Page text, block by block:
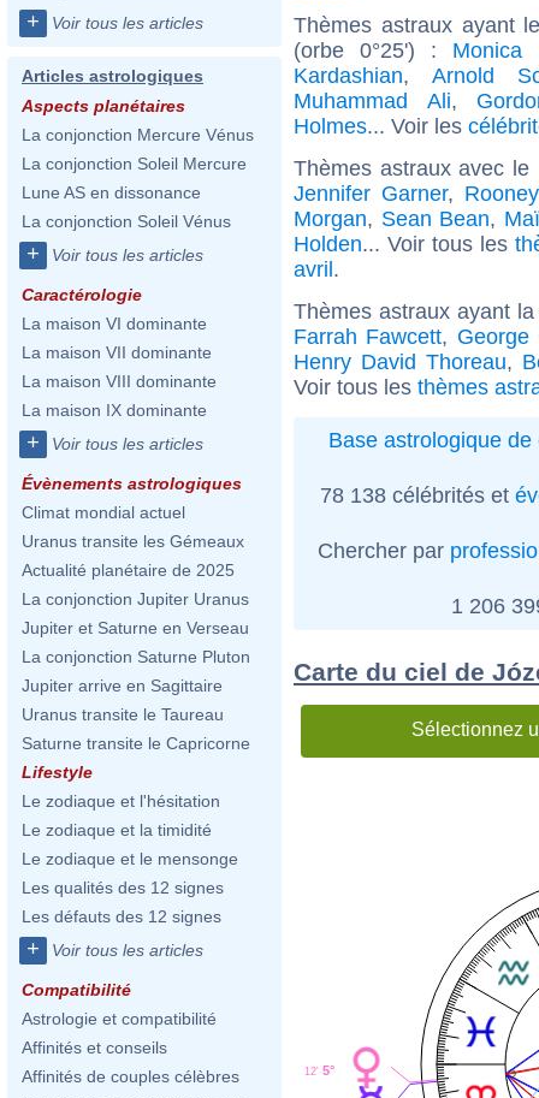
+ Voir tous les articles
Articles astrologiques
Aspects planétaires
La conjonction Mercure Vénus
La conjonction Soleil Mercure
Lune AS en dissonance
La conjonction Soleil Vénus
+ Voir tous les articles
Caractérologie
La maison VI dominante
La maison VII dominante
La maison VIII dominante
La maison IX dominante
+ Voir tous les articles
Évènements astrologiques
Climat mondial actuel
Uranus transite les Gémeaux
Actualité planétaire de 2025
La conjonction Jupiter Uranus
Jupiter et Saturne en Verseau
La conjonction Saturne Pluton
Jupiter arrive en Sagittaire
Uranus transite le Taureau
Saturne transite le Capricorne
Lifestyle
Le zodiaque et l'hésitation
Le zodiaque et la timidité
Le zodiaque et le mensonge
Les qualités des 12 signes
Les défauts des 12 signes
+ Voir tous les articles
Compatibilité
Astrologie et compatibilité
Affinités et conseils
Affinités de couples célèbres
Thèmes astraux ayant
(orbe 0°25') : Monica
Kardashian, Arnold
Muhammad Ali,
Holmes... Voir les
Thèmes astraux avec
Jennifer Garner,
Morgan, Sean Bean,
Holden... Voir tous les
avril.
Thèmes astraux ayant
Farrah Fawcett, George
Henry David Thoreau,
Voir tous les thèmes
Base astrologique de
78 138 célébrités et
Chercher par
1 206
Carte du ciel de
Sélectionnez
5°
12'